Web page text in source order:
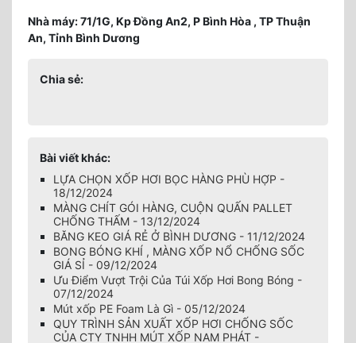
Nhà máy: 71/1G, Kp Đồng An2, P Bình Hòa , TP Thuận
An, Tỉnh Bình Dương
Chia sẻ:
Bài viết khác:
LỰA CHỌN XỐP HƠI BỌC HÀNG PHÙ HỢP -
18/12/2024
MÀNG CHÍT GÓI HÀNG, CUỘN QUẤN PALLET
CHỐNG THẤM - 13/12/2024
BĂNG KEO GIÁ RẺ Ở BÌNH DƯƠNG - 11/12/2024
BONG BÓNG KHÍ , MÀNG XỐP NỔ CHỐNG SỐC
GIÁ SỈ - 09/12/2024
Ưu Điểm Vượt Trội Của Túi Xốp Hơi Bong Bóng -
07/12/2024
Mút xốp PE Foam Là Gì - 05/12/2024
QUY TRÌNH SẢN XUẤT XỐP HƠI CHỐNG SỐC
CỦA CTY TNHH MÚT XỐP NAM PHÁT -